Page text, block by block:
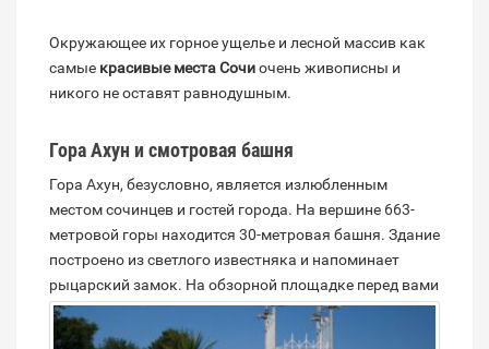
Окружающее их горное ущелье и лесной массив как
самые красивые места Сочиочень живописны и
никого не оставят равнодушным.
Гора Ахун и смотровая башня
Гора Ахун, безусловно, является излюбленным
местом сочинцев и гостей города. На вершине 663-
метровой горы находится 30-метровая башня. Здание
построено из светлого известняка и напоминает
рыцарский замок. На обзорной площадке перед вами